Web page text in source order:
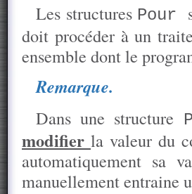
Les structures Pour
doit procéder à un
ensemble dont le
Remarque.
Dans une structure
modifier la valeur du
automatiquement sa
manuellement entraine